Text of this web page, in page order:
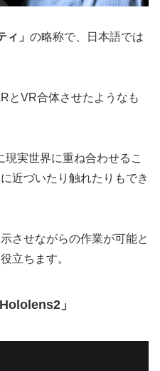
ィ」 の略称で、日本語では
とVR合体させたようなも
実世界に重ね合わせるこ
近づいたり触れたりもでき
させながらの作業が可能と
立ちます。
」